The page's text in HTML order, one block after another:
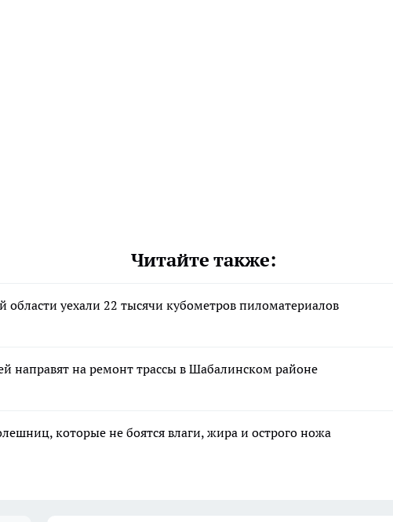
Читайте также:
области уехали 22 тысячи кубометров пиломатериалов
направят на ремонт трассы в Шабалинском районе
которые не боятся влаги, жира и острого ножа